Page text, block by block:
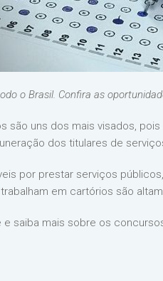
o Brasil. Confira as
são uns dos mais visados,
dos titulares de
por prestar serviços
em cartórios são
e saiba mais sobre os